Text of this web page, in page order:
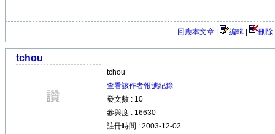
回應本文章 編輯 刪除
tchou
tchou
查看該作者報號紀錄
發文數 : 10
參與度 : 16630
註冊時間 : 2003-12-02